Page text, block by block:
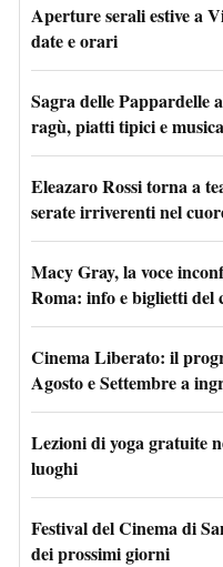
Aperture serali estive a
date e orari
Sagra delle Pappardelle
ragù, piatti tipici e
Eleazaro Rossi torna a
serate irriverenti nel
Macy Gray, la voce
Roma: info e biglietti del
Cinema Liberato: il
Agosto e Settembre a
Lezioni di yoga gratuite
luoghi
Festival del Cinema di
dei prossimi giorni